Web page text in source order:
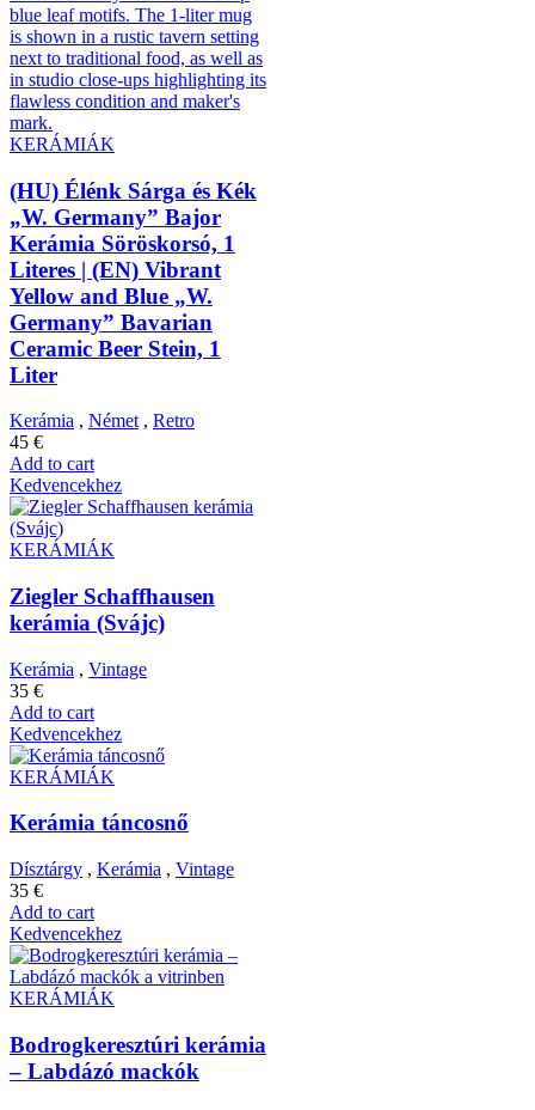
KERÁMIÁK
(HU) Élénk Sárga és Kék
„W. Germany” Bajor
Kerámia Söröskorsó, 1
Literes | (EN) Vibrant
Yellow and Blue „W.
Germany” Bavarian
Ceramic Beer Stein, 1
Liter
Kerámia , Német , Retro
45 €
Add to cart
Kedvencekhez
KERÁMIÁK
Ziegler Schaffhausen
kerámia (Svájc)
Kerámia , Vintage
35 €
Add to cart
Kedvencekhez
KERÁMIÁK
Kerámia táncosnő
Dísztárgy , Kerámia , Vintage
35 €
Add to cart
Kedvencekhez
KERÁMIÁK
Bodrogkeresztúri kerámia
– Labdázó mackók